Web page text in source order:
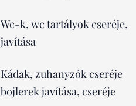
Wc-k, wc tartályok cseréje,
javítása
Kádak, zuhanyzók cseréje
bojlerek javítása, cseréje